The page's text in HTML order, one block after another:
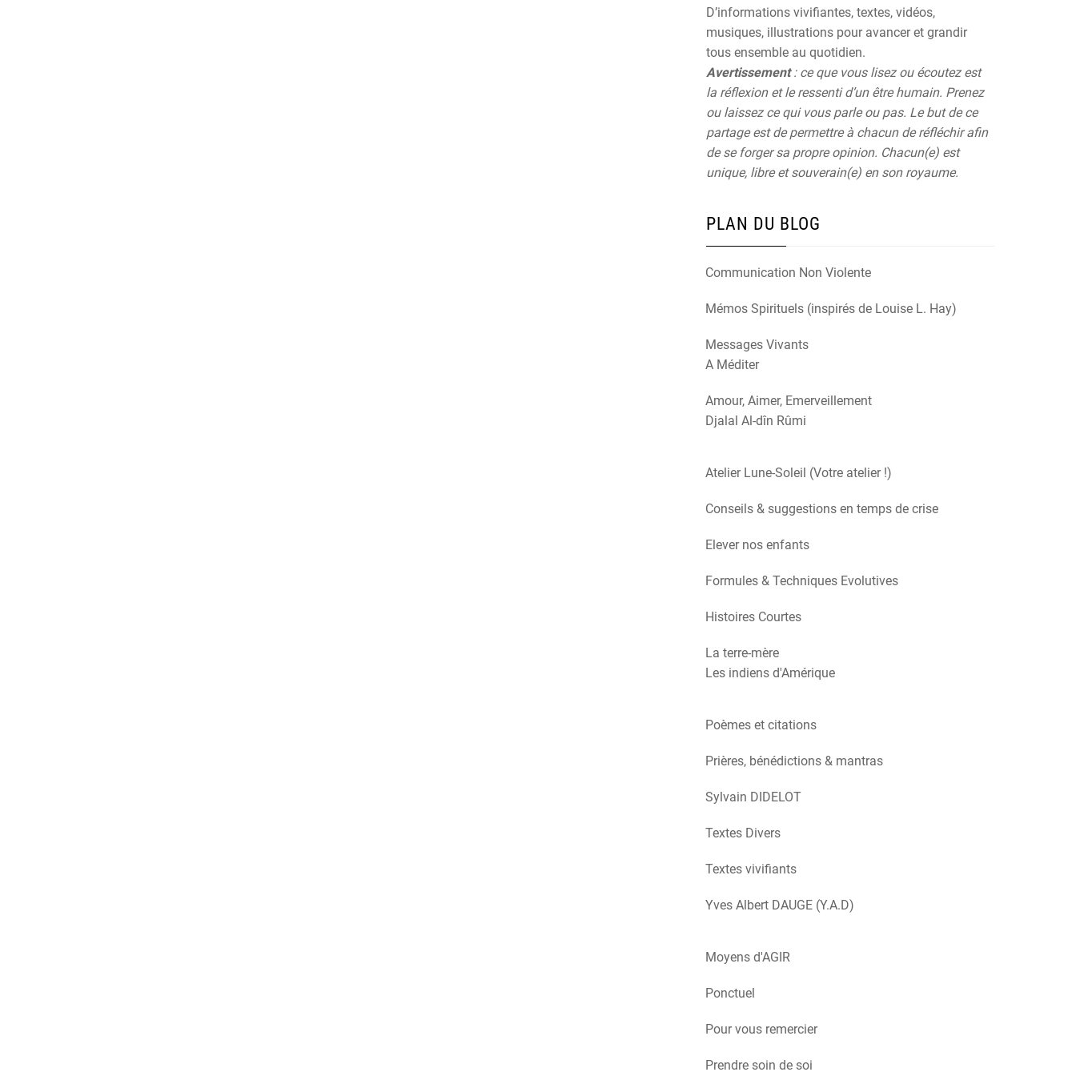
D’informations vivifiantes, textes, vidéos,
musiques, illustrations pour avancer et grandir
tous ensemble au quotidien.
Avertissement: ce que vous lisez ou écoutez est
la réflexion et le ressenti d’un être humain. Prenez
ou laissez ce qui vous parle ou pas. Le but de ce
partage est de permettre à chacun de réfléchir afin
de se forger sa propre opinion. Chacun(e) est
unique, libre et souverain(e) en son royaume.
PLAN DU BLOG
Communication Non Violente
Mémos Spirituels (inspirés de Louise L. Hay)
Messages Vivants
A Méditer
Amour, Aimer, Emerveillement
Djalal Al-dîn Rûmi
Atelier Lune-Soleil (Votre atelier !)
Conseils & suggestions en temps de crise
Elever nos enfants
Formules & Techniques Evolutives
Histoires Courtes
La terre-mère
Les indiens d'Amérique
Poèmes et citations
Prières, bénédictions & mantras
Sylvain DIDELOT
Textes Divers
Textes vivifiants
Yves Albert DAUGE (Y.A.D)
Moyens d'AGIR
Ponctuel
Pour vous remercier
Prendre soin de soi